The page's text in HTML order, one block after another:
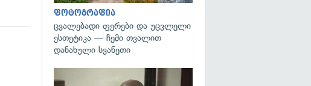
ფოტოგრაფია
ცვალებადი ფერები და უცვლელი
ესთეტიკა — ჩემი თვალით
დანახული სვანეთი